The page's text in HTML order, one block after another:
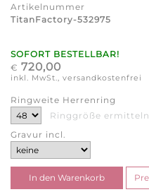
Artikelnummer
TitanFactory-532975
SOFORT BESTELLBAR!
€ 720,00
inkl. MwSt., versandkostenfrei
Ringweite Herrenring
Ringgröße ermitteln
Gravur incl.